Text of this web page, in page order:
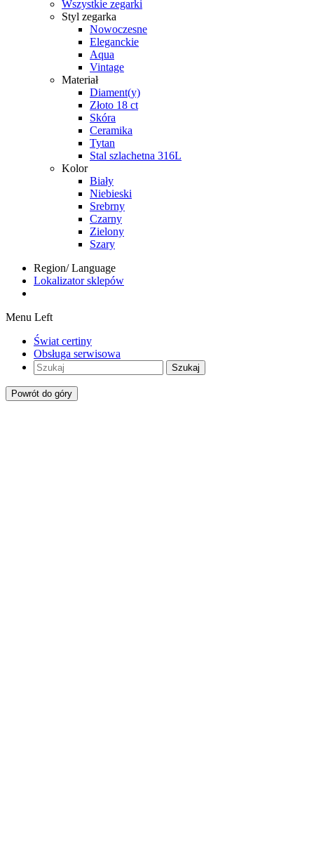
Wszystkie zegarki
Styl zegarka
Nowoczesne
Eleganckie
Aqua
Vintage
Materiał
Diament(y)
Złoto 18 ct
Skóra
Ceramika
Tytan
Stal szlachetna 316L
Kolor
Biały
Niebieski
Srebrny
Czarny
Zielony
Szary
Region/ Language
Lokalizator sklepów
Menu Left
Świat certiny
Obsługa serwisowa
Szukaj
Powrót do góry